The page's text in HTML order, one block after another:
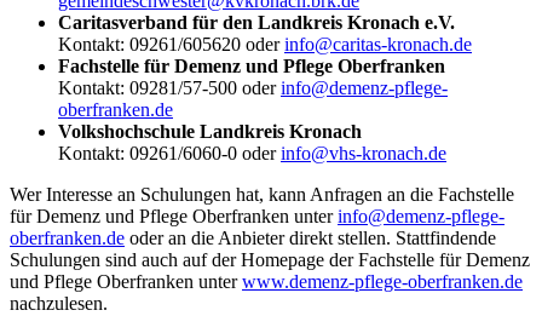
Caritasverband für den Landkreis Kronach e.V.
Kontakt: 09261/605620 oderinfo@caritas-kronach.de
Fachstelle für Demenz und Pflege Oberfranken
Kontakt: 09281/57-500 oderinfo@demenz-pflege-
oberfranken.de
Volkshochschule Landkreis Kronach
Kontakt: 09261/6060-0 oderinfo@vhs-kronach.de
Wer Interesse an Schulungen hat, kann Anfragen an die Fachstelle
für Demenz und Pflege Oberfranken unterinfo@demenz-pflege-
oberfranken.de oder an die Anbieter direkt stellen. Stattfindende
Schulungen sind auch auf der Homepage der Fachstelle für Demenz
und Pflege Oberfranken unterwww.demenz-pflege-oberfranken.de
nachzulesen.